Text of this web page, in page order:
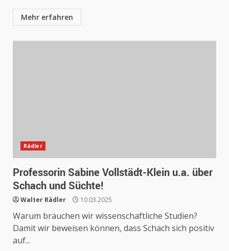
Mehr erfahren
Rädler
Professorin Sabine Vollstädt-Klein u.a. über
Schach und Süchte!
Walter Rädler 10.03.2025
Warum brauchen wir wissenschaftliche Studien?
Damit wir beweisen können, dass Schach sich positiv
auf...